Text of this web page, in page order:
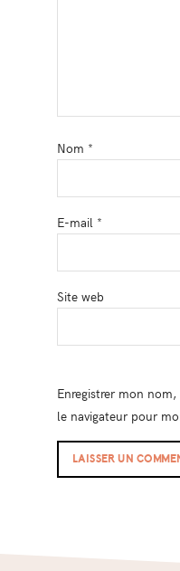
Nom *
E-mail *
Site web
Enregistrer mon
le navigateur pour